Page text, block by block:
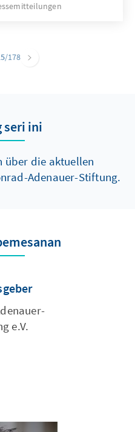
/178
seri ini
über die aktuellen
Adenauer-Stiftung.
e.V.